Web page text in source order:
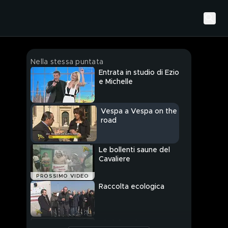
Nella stessa puntata
Entrata in studio di Ezio
e Michelle
Vespa a Vespa on the
road
PROSSIMO VIDEO
Le bollenti saune del
Cavaliere
Raccolta ecologica